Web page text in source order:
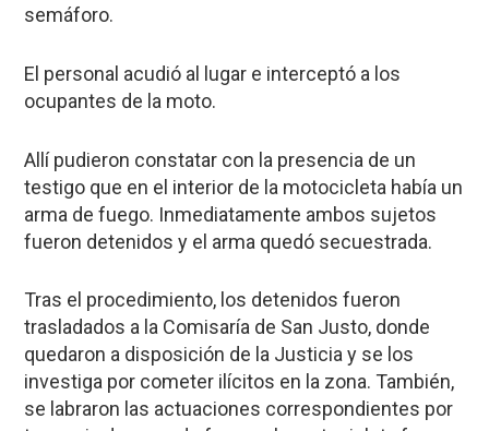
semáforo.
El personal acudió al lugar e interceptó a los
ocupantes de la moto.
Allí pudieron constatar con la presencia de un
testigo que en el interior de la motocicleta había un
arma de fuego. Inmediatamente ambos sujetos
fueron detenidos y el arma quedó secuestrada.
Tras el procedimiento, los detenidos fueron
trasladados a la Comisaría de San Justo, donde
quedaron a disposición de la Justicia y se los
investiga por cometer ilícitos en la zona. También,
se labraron las actuaciones correspondientes por